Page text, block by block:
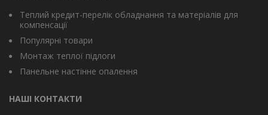
Теплий кредит-перелік обладнання та матеріалів для
компенсації
Популярні товари
Монтаж теплої підлоги
Панельне настінне опалення
НАШІ КОНТАКТИ